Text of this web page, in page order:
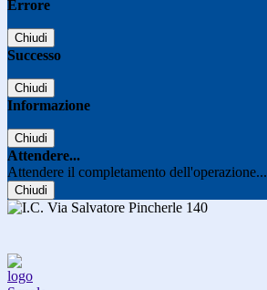
Errore
Chiudi
Successo
Chiudi
Informazione
Chiudi
Attendere...
Attendere il completamento dell'operazione...
Chiudi